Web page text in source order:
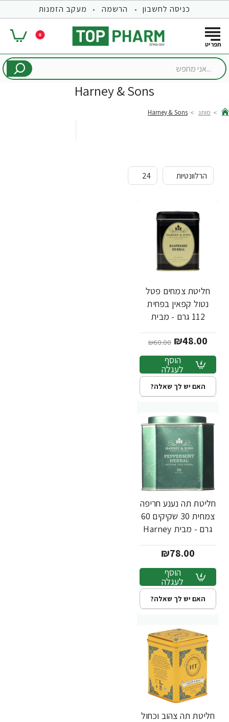
כניסה לחשבון הרשמה מעקב הזמנות
0
...אני
Harney & Sons
מותג Harney & Sons
-20%
חליטת צמחים פטל
נטול קפאין בפחית
112 גרם - מבית
₪48.00
₪60.00
הוסף
לעגלה
האם יש לך שאלה?
חליטת תה נענע חריפה
צמחית 30 שקיקים 60
גרם - מבית Harney
₪78.00
הוסף
לעגלה
האם יש לך שאלה?
חליטת תה צהוב וכחול